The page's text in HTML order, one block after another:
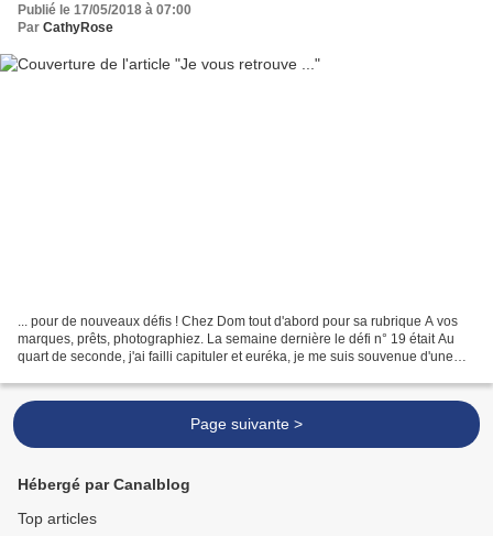
Publié le 17/05/2018 à 07:00
Par CathyRose
... pour de nouveaux défis ! Chez Dom tout d'abord pour sa rubrique A vos
marques, prêts, photographiez. La semaine dernière le défi n° 19 était Au
quart de seconde, j'ai failli capituler et euréka, je me suis souvenue d'une
Page suivante >
Hébergé par Canalblog
Top articles